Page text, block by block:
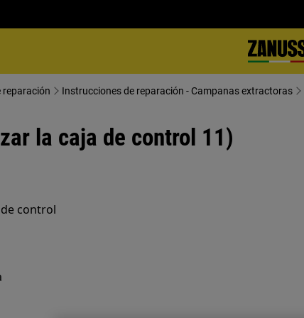
reparación Instrucciones de reparación - Campanas extractoras
la caja de control 11)
control